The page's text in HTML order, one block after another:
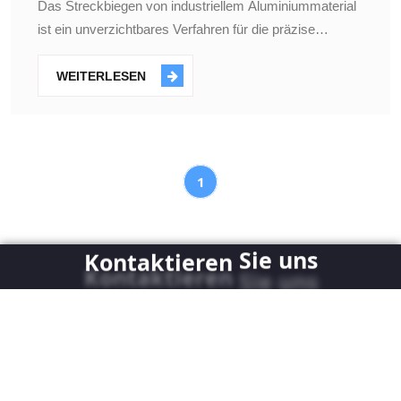
Geometrien
Das Streckbiegen von industriellem Aluminiummaterial
ist ein unverzichtbares Verfahren für die präzise
WEITERLESEN
1
Kontaktieren Sie uns